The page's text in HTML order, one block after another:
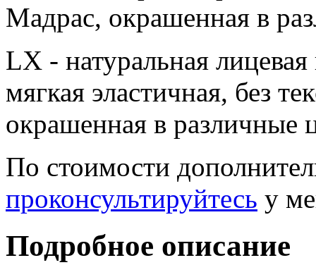
Мадрас, окрашенная в
LX - натуральная
мягкая эластичная, без
окрашенная в различные
По стоимости
проконсультируйтесь у
Подробное описание